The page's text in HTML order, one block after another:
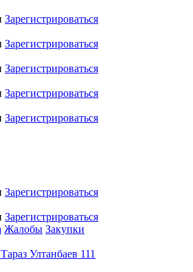
Зарегистрироваться
Зарегистрироваться
Зарегистрироваться
Зарегистрироваться
Зарегистрироваться
Зарегистрироваться
Зарегистрироваться
Жалобы Закупки
Ултанбаев 111